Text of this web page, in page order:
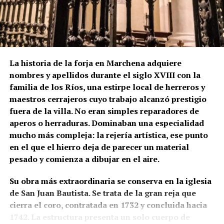
anterior, probablemente medieval. Los dos arcos
aparentemente tapiados visibles bajo el friso
cerámico podrían ser una de las huellas de aquella
fase primitiva, aunque esta hipótesis no debe
presentarse como definitiva mientras no exista una
comprobación arqueológica del paramento.
La formulación histórica más rigurosa sería, por
tanto, que Hernán Ruiz II inspeccionó la torre de San
Juan en 1567 y pudo intervenir en el proyecto de su
transformación, mientras que Diego de Velasco
aparece relacionado con la ejecución o culminación
del chapitel y del campanario durante las últimas
décadas del siglo XVI.
La torre que hoy vemos no pertenece a un único
momento ni a un solo autor. Es una arquitectura
construida por capas: una base de origen medieval,
La historia de la forja en Marchena adquiere
nombres y apellidos durante el siglo XVIII con la
familia de los Ríos, una estirpe local de herreros y
maestros cerrajeros cuyo trabajo alcanzó prestigio
fuera de la villa. No eran simples reparadores de
aperos o herraduras. Dominaban una especialidad
mucho más compleja: la rejería artística, ese punto
en el que el hierro deja de parecer un material
pesado y comienza a dibujar en el aire.
Su obra más extraordinaria se conserva en la iglesia
de San Juan Bautista. Se trata de la gran reja que
cierra el coro, contratada en 1732 y concluida hacia
1742. La estructura presenta un solo cuerpo de